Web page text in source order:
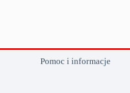
Pomoc i informacje